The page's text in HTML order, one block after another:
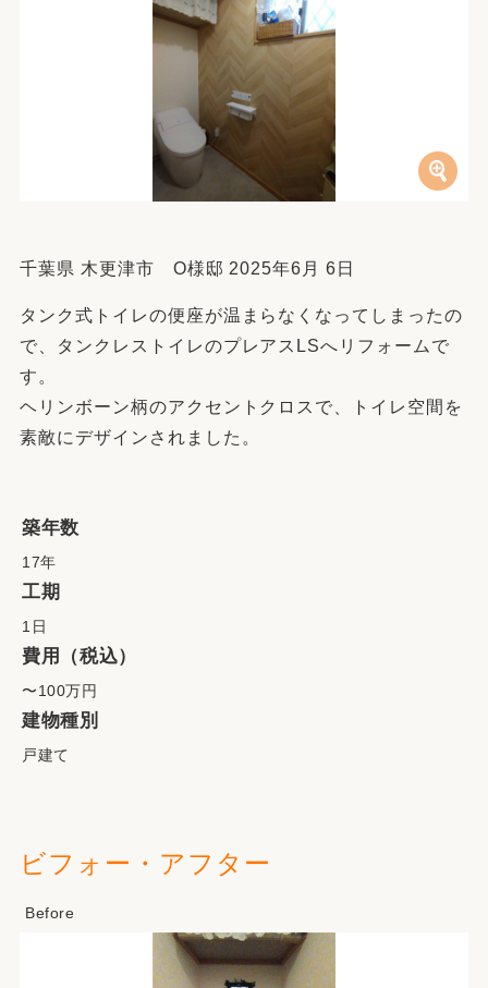
千葉県 木更津市 O様邸 2025年6月 6日
タンク式トイレの便座が温まらなくなってしまったの
で、タンクレストイレのプレアスLSへリフォームで
す。
ヘリンボーン柄のアクセントクロスで、トイレ空間を
素敵にデザインされました。
築年数
17年
工期
1日
費用（税込）
〜100万円
建物種別
戸建て
ビフォー・アフター